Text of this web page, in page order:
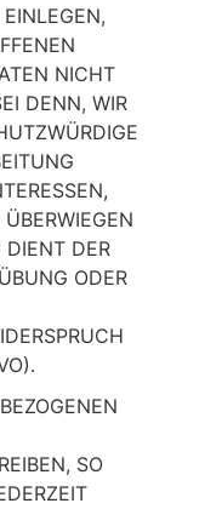
NICHT
DENN, WIR
DIENT DER
ODER
SO